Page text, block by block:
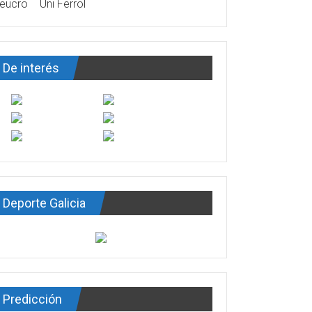
Uni Ferrol
De interés
Deporte Galicia
Predicción